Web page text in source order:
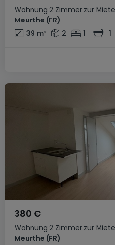
Wohnung 2 Zimmer zur Miete
Meurthe (FR)
39 m² 2 1 1
Wohnung 2 Zimmer zur Miete
Meurthe (FR)
380 €